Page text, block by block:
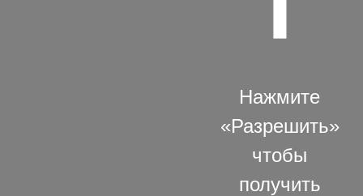
Нажмите
«Разрешить»
чтобы
получить